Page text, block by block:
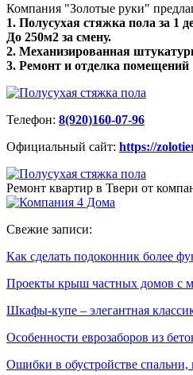
Компания "Золотые руки"
1. Полусухая стяжка пола за 1
До 250м2 за смену.
2. Механизированная
3. Ремонт и отделка помещений
Телефон: 8(920)160-07-96
Официальный сайт: https://
Ремонт квартир в Твери от
Свежие записи:
Как сделать подоконник более
Проекты крыш частных домов с
Шкафы-купе – элегантная
Особенности еврозаборов из
Ошибки в обустройстве